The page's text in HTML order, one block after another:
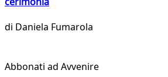
di Daniela Fumarola
Abbonati ad Avvenire